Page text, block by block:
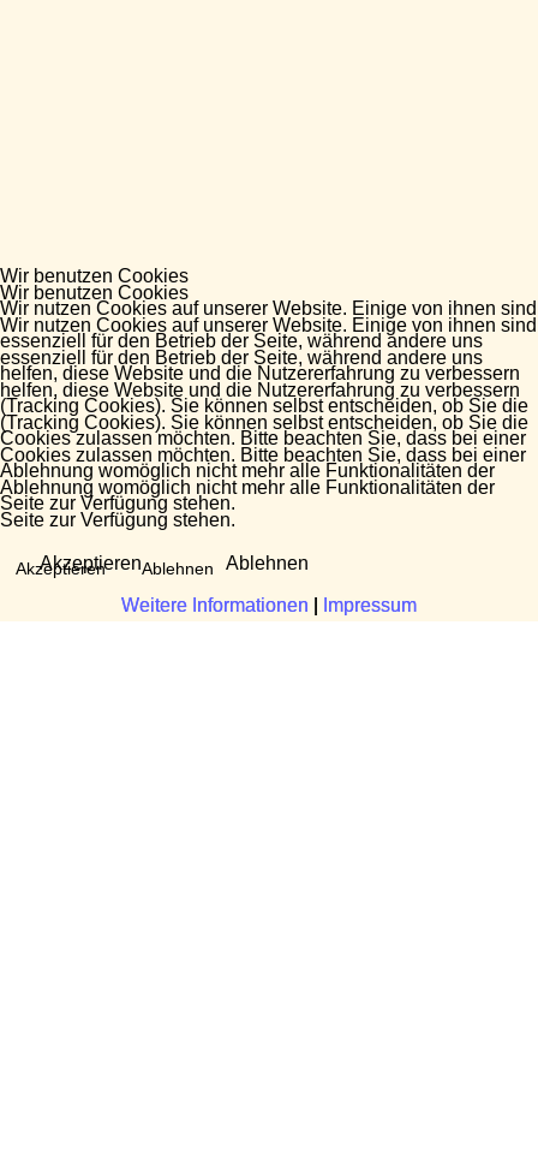
Wir benutzen Cookies
Wir nutzen Cookies auf unserer Website. Einige von ihnen sind
essenziell für den Betrieb der Seite, während andere uns
helfen, diese Website und die Nutzererfahrung zu verbessern
(Tracking Cookies). Sie können selbst entscheiden, ob Sie die
Cookies zulassen möchten. Bitte beachten Sie, dass bei einer
Ablehnung womöglich nicht mehr alle Funktionalitäten der
Seite zur Verfügung stehen.
Akzeptieren Ablehnen
Weitere Informationen Impressum
Wir benutzen Cookies
Wir nutzen Cookies auf unserer Website. Einige von ihnen sind
essenziell für den Betrieb der Seite, während andere uns
helfen, diese Website und die Nutzererfahrung zu verbessern
(Tracking Cookies). Sie können selbst entscheiden, ob Sie die
Cookies zulassen möchten. Bitte beachten Sie, dass bei einer
Ablehnung womöglich nicht mehr alle Funktionalitäten der
Seite zur Verfügung stehen.
Akzeptieren Ablehnen
Weitere Informationen Impressum